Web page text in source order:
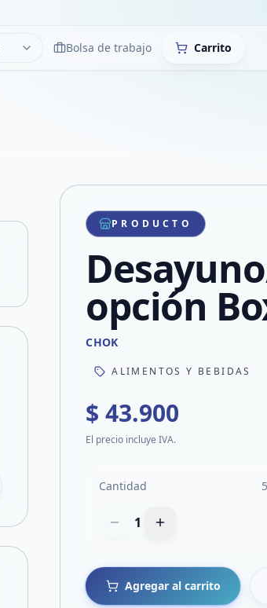
LimpiarBolsa de trabajo Carrito
Compartir producto
Compartir por WhatsApp
Compartir por mail
Compartir en Facebook
Compartir en X
PRODUCTO
opción
CHOK
ALIMENTOS Y BEBIDAS
$ 43.900
El precio incluye IVA.
Cantidad
1
Agregar al carrito